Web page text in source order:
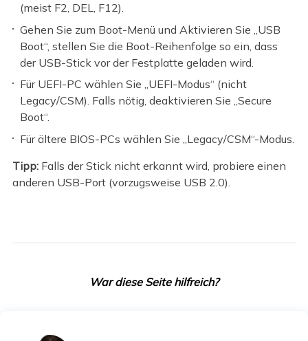
(meist F2, DEL, F12).
Gehen Sie zum Boot-Menü und Aktivieren Sie „USB
Boot“, stellen Sie die Boot-Reihenfolge so ein, dass
der USB-Stick vor der Festplatte geladen wird.
Für UEFI-PC wählen Sie „UEFI-Modus“ (nicht
Legacy/CSM). Falls nötig, deaktivieren Sie „Secure
Boot“.
Für ältere BIOS-PCs wählen Sie „Legacy/CSM“-Modus.
Tipp:Falls der Stick nicht erkannt wird, probiere einen
anderen USB-Port (vorzugsweise USB 2.0).
War diese Seite hilfreich?